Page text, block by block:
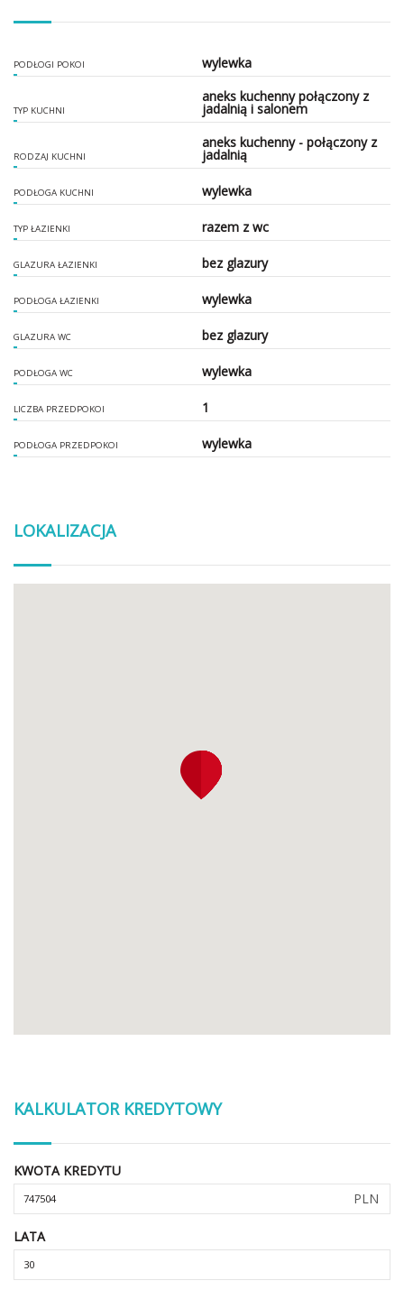
PODŁOGI POKOI wylewka
TYP KUCHNI
aneks kuchenny połączony z
jadalnią i salonem
RODZAJ KUCHNI
aneks kuchenny - połączony z
jadalnią
PODŁOGA KUCHNI wylewka
TYP ŁAZIENKI razem z wc
GLAZURA ŁAZIENKI bez glazury
PODŁOGA ŁAZIENKI wylewka
GLAZURA WC bez glazury
PODŁOGA WC wylewka
LICZBA PRZEDPOKOI 1
PODŁOGA PRZEDPOKOI wylewka
LOKALIZACJA
KALKULATOR KREDYTOWY
KWOTA KREDYTU
PLN
LATA